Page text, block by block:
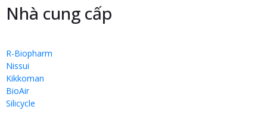
Nhà cung cấp
R-Biopharm
Nissui
Kikkoman
BioAir
Silicycle